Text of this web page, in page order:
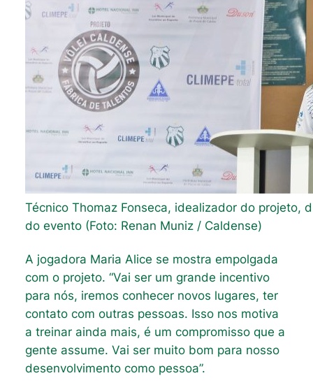
Técnico Thomaz Fonseca, idealizador do projeto,
do evento (Foto: Renan Muniz / Caldense)
A jogadora Maria Alice se mostra empolgada
com o projeto. “Vai ser um grande incentivo
para nós, iremos conhecer novos lugares, ter
contato com outras pessoas. Isso nos motiva
a treinar ainda mais, é um compromisso que a
gente assume. Vai ser muito bom para nosso
desenvolvimento como pessoa”.